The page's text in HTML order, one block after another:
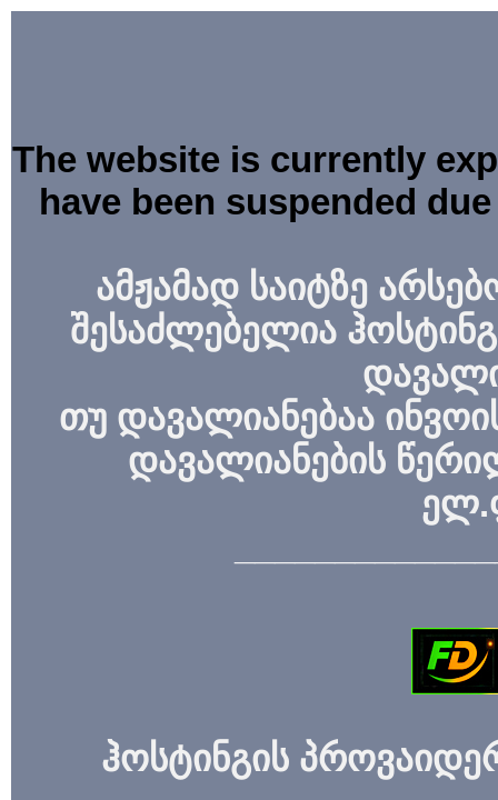
The website is currently
have been suspended
ამჟამად საიტზე
შესაძლებელია
თუ დავალიანებაა
დავალიანების
ჰოსტინგის